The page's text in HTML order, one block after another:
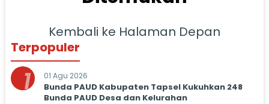
Kembali ke Halaman Depan
Terpopuler
1 01 Agu 2026
Bunda PAUD Kabupaten Tapsel Kukuhkan 248
Bunda PAUD Desa dan Kelurahan